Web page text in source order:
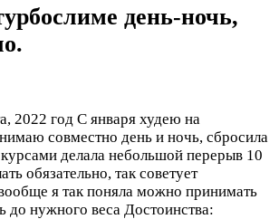
день-ночь,
2022 год С января худею на
совместно день и ночь, сбросила
делала небольшой перерыв 10
обязательно, так советует
я так поняла можно принимать
до нужного веса Достоинства: